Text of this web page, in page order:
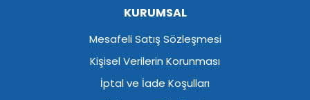
KURUMSAL
Mesafeli Satış Sözleşmesi
Kişisel Verilerin Korunması
İptal ve İade Koşulları